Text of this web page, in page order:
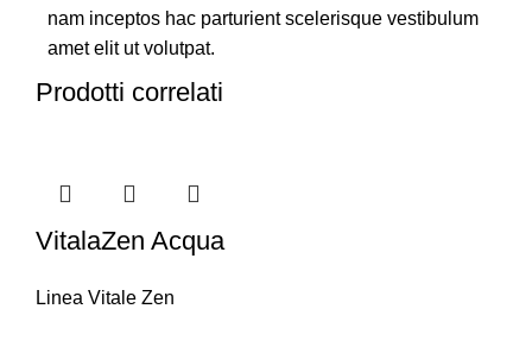
nam inceptos hac parturient scelerisque vestibulum
amet elit ut volutpat.
Prodotti correlati
VitalaZen Acqua
Linea Vitale Zen